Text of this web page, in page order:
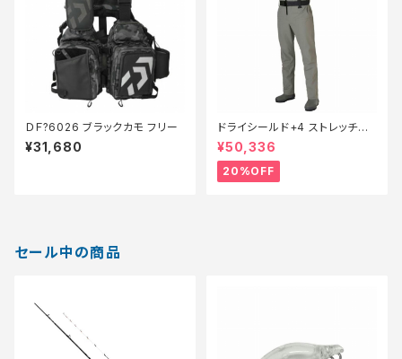
ＤＦ?6026 ブラックカモ フリー
¥31,680
ドライシールド+4 ストレッチウ
ェーダー カットピンフェルトFF
−001V グレベジュ S【特価装
備】【20】
¥50,336
20%OFF
セール中の商品